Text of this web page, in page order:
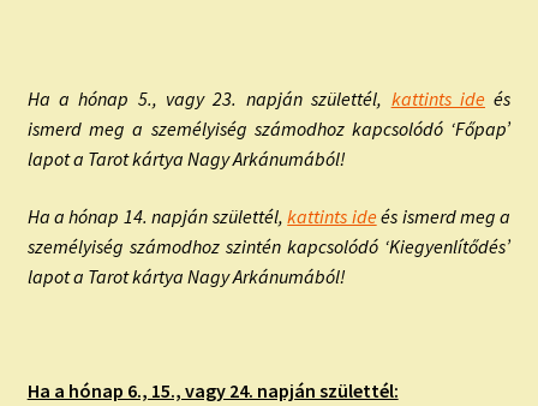
Ha a hónap 5., vagy 23. napján születtél, kattints ide és
ismerd meg a személyiség számodhoz kapcsolódó ‘Főpap’
lapot a Tarot kártya Nagy Arkánumából!
Ha a hónap 14. napján születtél,kattints ide és ismerd meg a
személyiség számodhoz szintén kapcsolódó ‘Kiegyenlítődés’
lapot a Tarot kártya Nagy Arkánumából!
Ha a hónap 6., 15., vagy 24. napján születtél: